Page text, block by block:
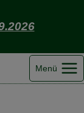
Menü